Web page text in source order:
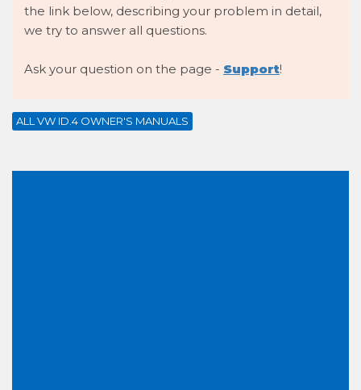
the link below, describing your problem in detail,
we try to answer all questions.
Ask your question on the page - Support!
ALL VW ID.4 OWNER'S MANUALS